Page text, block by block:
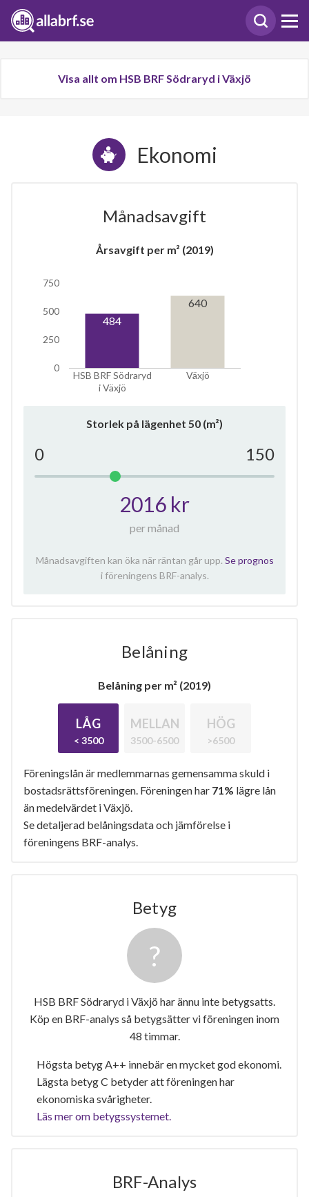
Visa allt om HSB BRF Södraryd i Växjö
Ekonomi
Månadsavgift
Årsavgift per m² (2019)
HSB BRF Södraryd
i Växjö
Växjö
0
250
500
750
484
640
Storlek på lägenhet 50 (m²)
0 150
2016 kr
per månad
Månadsavgiften kan öka när räntan går upp. Se prognos
i föreningens BRF-analys.
Belåning
Belåning per m² (2019)
LÅG
< 3500
MELLAN
3500-6500
HÖG
>6500
Föreningslån är medlemmarnas gemensamma skuld i
bostadsrättsföreningen. Föreningen har 71% lägre lån
än medelvärdet i Växjö.
Se detaljerad belåningsdata och jämförelse i
föreningens BRF-analys.
Betyg
HSB BRF Södraryd i Växjö har ännu inte betygsatts.
Köp en BRF-analys så betygsätter vi föreningen inom
48 timmar.
Högsta betyg A++ innebär en mycket god ekonomi.
Lägsta betyg C betyder att föreningen har
ekonomiska svårigheter.
Läs mer om betygssystemet.
BRF-Analys